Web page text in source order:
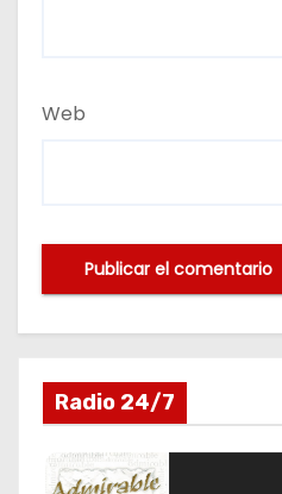
Web
Radio 24/7